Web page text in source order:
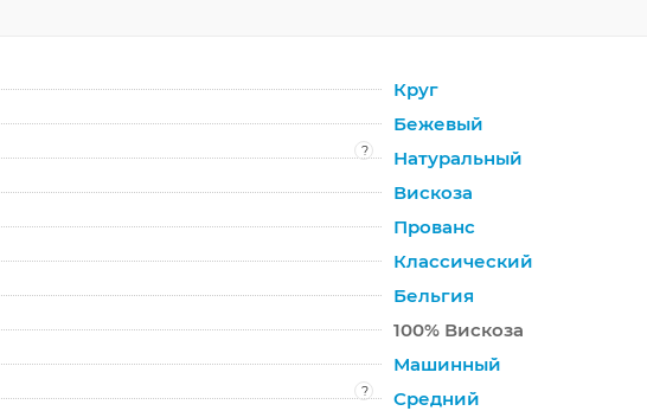
Круг
Бежевый
?
Натуральный
Вискоза
Прованс
Классический
Бельгия
100% Вискоза
Машинный
?
Средний